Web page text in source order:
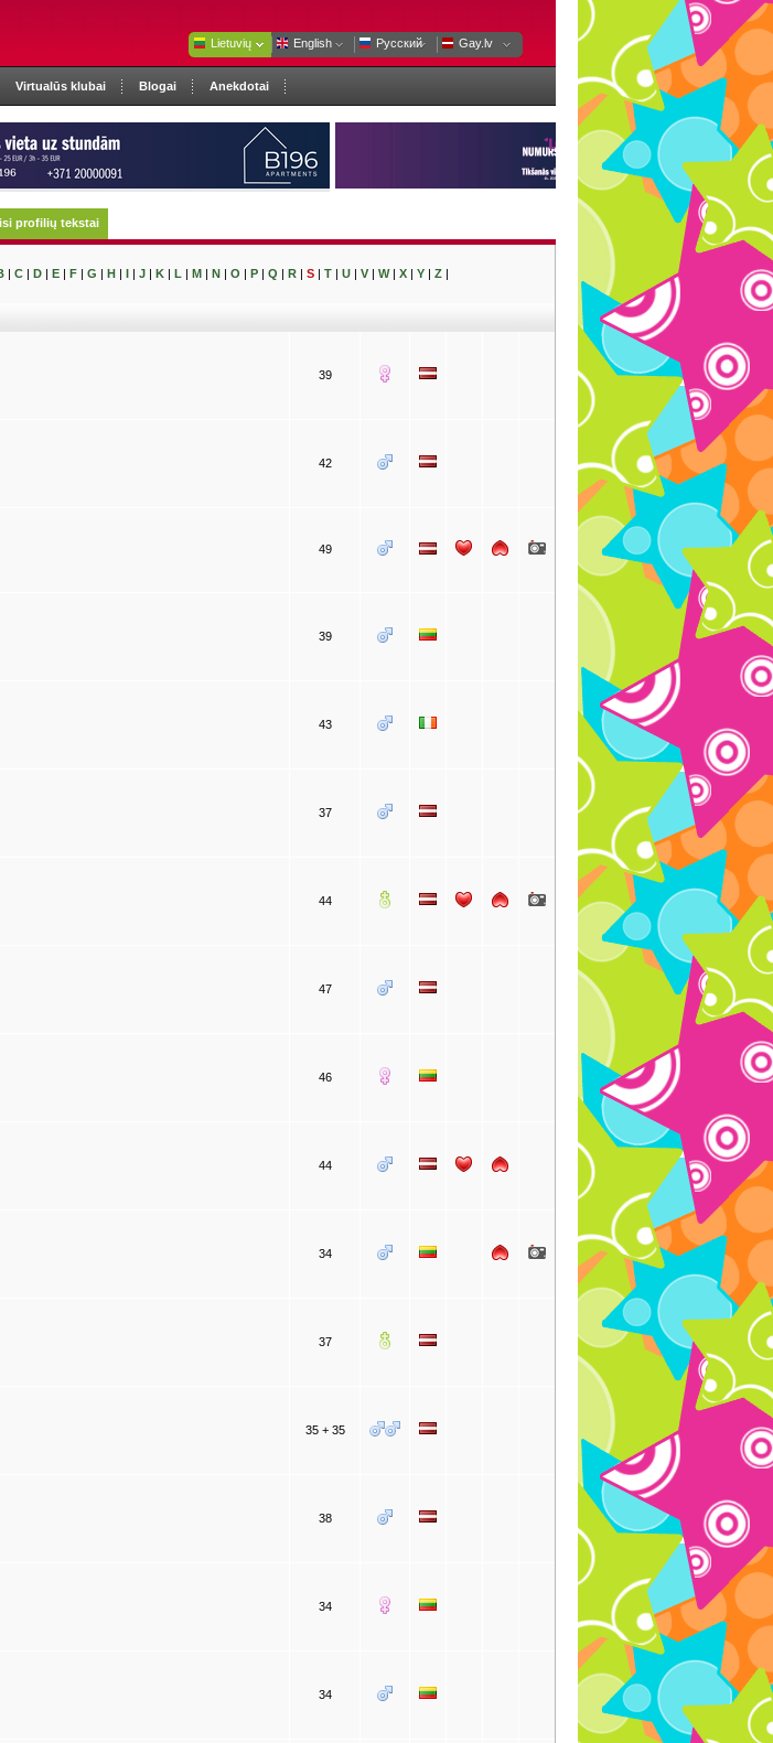
Lietuvių English Русский Gay.lv
Virtualūs klubai Blogai Anekdotai
profilių tekstai
| C| D| E| F| G | H| I| J| K| L | M| N| O | P| Q | R| S| T| U| V| W| X| Y| Z|
39
42
49
39
43
37
44
47
46
44
34
37
35 + 35
38
34
34